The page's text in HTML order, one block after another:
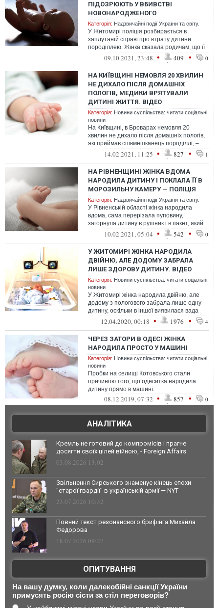
ПІДОЗРЮЮТЬ У ВБИВСТВІ
НОВОНАРОДЖЕНОГО
Категорія: Надзвичайні події України та світу.
У Житомирі поліція розбирається в
заплутаній справі про втрату дитини
породіллею. Жінка сказала родичам, що її
немовля померло в пологовому
09.10.2021, 23:48 • 409 • 0
НА КИЇВЩИНІ НЕМОВЛЯ 20 ХВИЛИН
НЕ ДИХАЛО ПІСЛЯ ДОМАШНІХ
ПОЛОГІВ, МЕДИКИ ВРЯТУВАЛИ
ДИТИНІ ЖИТТЯ. ВІДЕО
Категорія: Новини суспільства: читати соціальні
новини
На Київщині, в Броварах немовля 20
хвилин не дихало після домашніх пологів,
які приймав співмешканець породіллі, –
хлопчика реанімували медики швидкої...
14.02.2021, 11:25 • 827 • 1
НА РІВНЕНЩИНІ ЖІНКА ВДОМА
НАРОДИЛА ДИТИНУ І ПОКЛАЛА ЇЇ В
МОРОЗИЛЬНУ КАМЕРУ — ПОЛІЦІЯ
Категорія: Надзвичайні події України та світу.
У Рівненській області жінка народила
вдома, сама перерізала пуповину,
загорнула дитину в рушник і в пакет, який
потім поклала в морозильну камеру.
10.02.2021, 05:04 • 542 • 0
У ЖИТОМИРІ ЖІНКА НАРОДИЛА
ДВІЙНЮ, АЛЕ ДОДОМУ ЗАБРАЛА
ЛИШЕ ЗДОРОВУ ДИТИНУ. ВІДЕО
Категорія: Новини суспільства: читати соціальні
новини
У Житомирі жінка народила двійню, але
додому з пологового забрала лише одну
дитину, оскільки в іншої виявилася вада
серця.12.04.2020, 00:18 • 1976 • 4
ЧЕРЕЗ ЗАТОРИ В ОДЕСІ ЖІНКА
НАРОДИЛА ПРОСТО У МАШИНІ
Категорія: Новини суспільства: читати соціальні
новини
Пробки на селищі Котовського стали
причиною того, що одеситка народила
дитину прямо в машині.
08.12.2019, 07:32 • 857 • 0
АНАЛІТИКА
Кремль не готовий до компромісів і прагне
досягти своїх цілей війною, - Foreign Affairs
03.08.2026 13:02
Звільнення Сирського знаменує кінець епохи
"старої гвардії" в українській армії — NYT
23.07.2026 10:32
Повний текст резонансного брифінга Михайла
Федорова
18.07.2026 09:27
ОПИТУВАННЯ
На вашу думку, коли далекобійні санкції України
примусять росію сісти за стіл переговорів?